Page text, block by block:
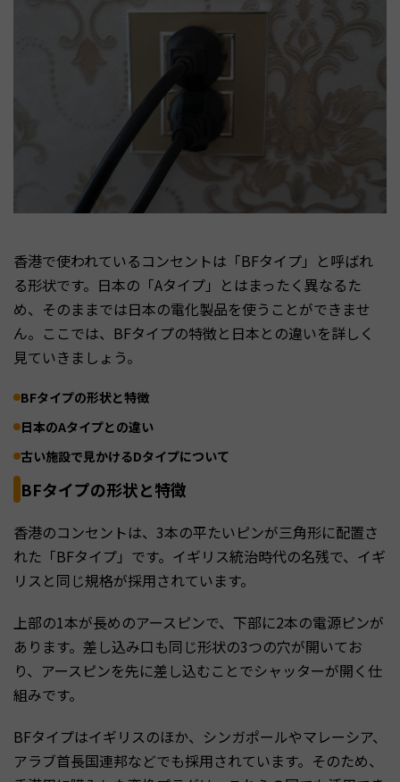
香港で使われているコンセントは「BFタイプ」と呼ばれ
る形状です。日本の「Aタイプ」とはまったく異なるた
め、そのままでは日本の電化製品を使うことができませ
ん。ここでは、BFタイプの特徴と日本との違いを詳しく
見ていきましょう。
BFタイプの形状と特徴
日本のAタイプとの違い
古い施設で見かけるDタイプについて
BFタイプの形状と特徴
香港のコンセントは、3本の平たいピンが三角形に配置さ
れた「BFタイプ」です。イギリス統治時代の名残で、イギ
リスと同じ規格が採用されています。
上部の1本が長めのアースピンで、下部に2本の電源ピンが
あります。差し込み口も同じ形状の3つの穴が開いてお
り、アースピンを先に差し込むことでシャッターが開く仕
組みです。
BFタイプはイギリスのほか、シンガポールやマレーシア、
アラブ首長国連邦などでも採用されています。そのため、